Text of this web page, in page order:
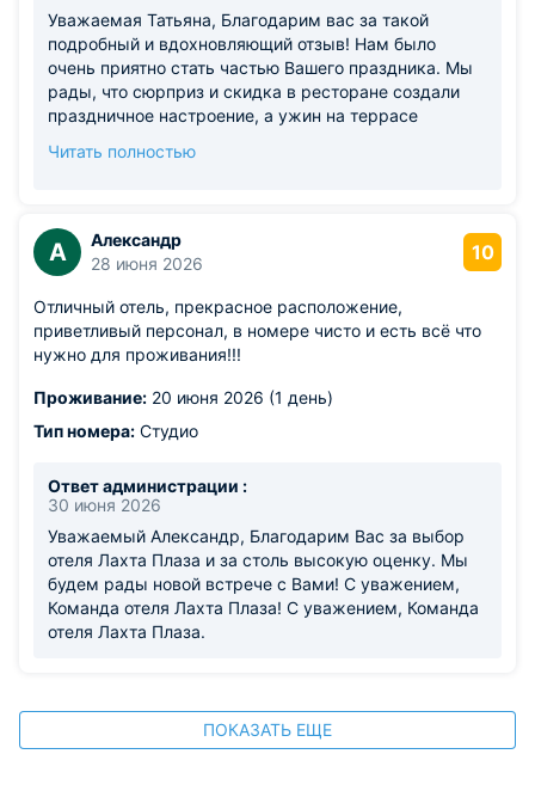
Уважаемая Татьяна, Благодарим вас за такой
подробный и вдохновляющий отзыв! Нам было
очень приятно стать частью Вашего праздника. Мы
рады, что сюрприз и скидка в ресторане создали
праздничное настроение, а ужин на террасе
подаче и завтраках — лучшая награда для нашей
гастрономическими открытиями! С уважением,
Команда отеля Лахта Плаза.
Читать полностью
А
Александр
28 июня 2026
10
Отличный отель, прекрасное расположение,
приветливый персонал, в номере чисто и есть всё что
нужно для проживания!!!
Проживание: 20 июня 2026 (1 день)
Тип номера: Студио
Ответ администрации :
30 июня 2026
Уважаемый Александр, Благодарим Вас за выбор
отеля Лахта Плаза и за столь высокую оценку. Мы
будем рады новой встрече с Вами! С уважением,
Команда отеля Лахта Плаза! С уважением, Команда
отеля Лахта Плаза.
ПОКАЗАТЬ ЕЩЕ